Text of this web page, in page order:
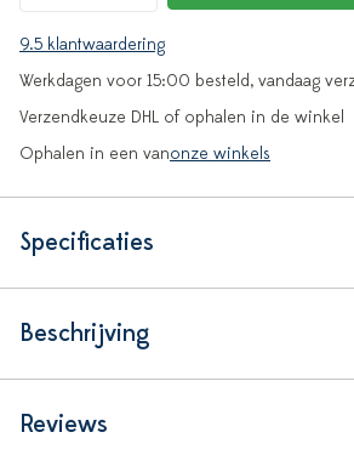
9.5 klantwaardering
Werkdagen voor 15:00 besteld, vandaag
Verzendkeuze DHL of ophalen in de winkel
Ophalen in een vanonze winkels
Specificaties
Beschrijving
Reviews